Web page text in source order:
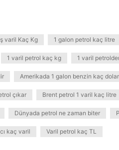
varil Kaç Kg 1 galon petrol kaç litre
1 varil petrol kaç kg 1 varil
Amerikada 1 galon benzin kaç dolar
çıkar Brent petrol 1 varil kaç litre
Dünyada petrol ne zaman biter
kaç varil Varil petrol kaç TL